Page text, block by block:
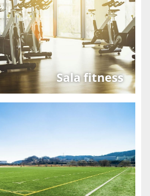
Sala fitness